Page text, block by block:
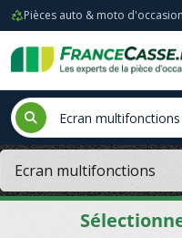
Pièces auto & moto